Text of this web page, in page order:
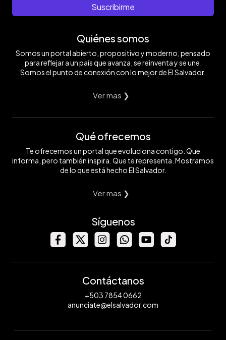
Suscribirme
Quiénes somos
Somos un portal abierto, propositivo y moderno, pensado
para reflejar a un país que avanza, se reinventa y se une.
Somos el punto de conexión con lo mejor de El Salvador.
Ver mas ❯
Qué ofrecemos
Te ofrecemos un portal que evoluciona contigo. Que
informa, pero también inspira. Que te representa. Mostramos
de lo que está hecho El Salvador.
Ver mas ❯
Síguenos
Contáctanos
+503 7854 0662
anunciate@elsalvador.com